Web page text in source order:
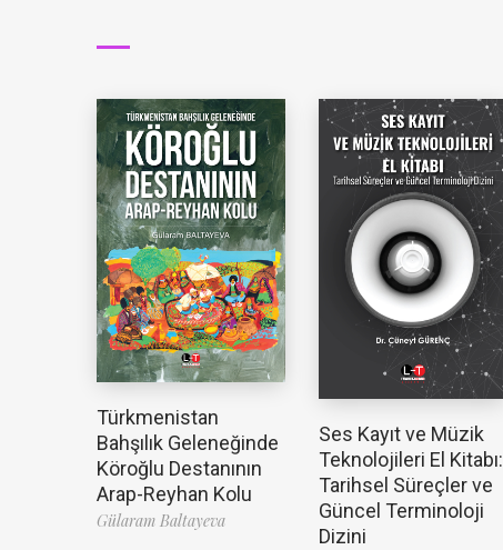
Türkmenistan
Bahşılık Geleneğinde
Köroğlu Destanının
Arap-Reyhan Kolu
Gülaram Baltayeva
Ses Kayıt ve Müzik
Teknolojileri El Kitabı:
Tarihsel Süreçler ve
Güncel Terminoloji
Dizini